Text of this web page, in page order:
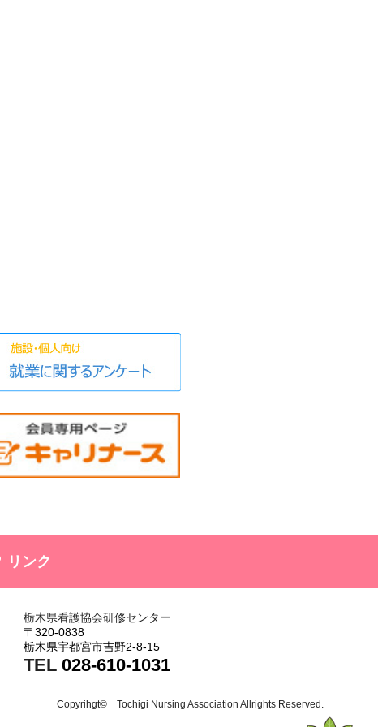
リンク
栃木県看護協会研修センター
〒320-0838
栃木県宇都宮市吉野2-8-15
TEL 028-610-1031
Copyrihgt© Tochigi Nursing Association Allrights Reserved.